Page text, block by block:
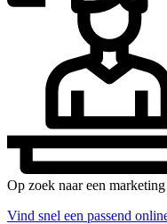
Op zoek naar een
Vind snel een passend